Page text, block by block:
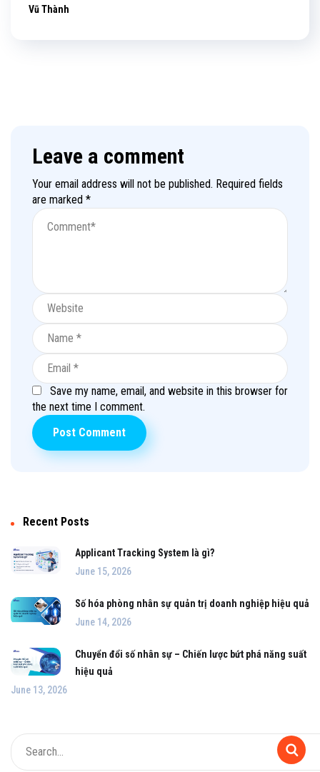
Vũ Thành
Leave a comment
Your email address will not be published. Required fields
are marked *
Save my name, email, and website in this browser for
the next time I comment.
Recent Posts
Applicant Tracking System là gì?
June 15, 2026
Số hóa phòng nhân sự quản trị doanh nghiệp hiệu quả
June 14, 2026
Chuyển đổi số nhân sự – Chiến lược bứt phá năng suất
hiệu quả
June 13, 2026